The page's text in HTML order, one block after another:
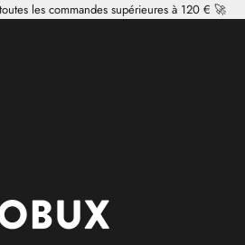
les commandes supérieures à 120 € 🚀
- Distributor